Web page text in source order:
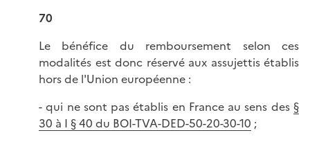
70
Le bénéfice du remboursement selon ces
modalités est donc réservé aux assujettis établis
hors de l'Union européenne :
- qui ne sont pas établis en France au sens des §
30 à I § 40 du BOI-TVA-DED-50-20-30-10 ;